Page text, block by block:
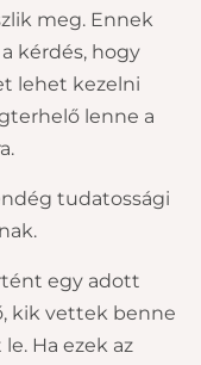
meg. Ennek
kérdés, hogy
lehet kezelni
lenne a
tudatossági
egy adott
kik vettek benne
Ha ezek az